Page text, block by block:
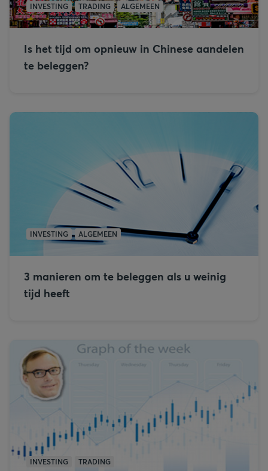
INVESTING TRADING ALGEMEEN
Is het tijd om opnieuw in Chinese aandelen
te beleggen?
INVESTING ALGEMEEN
3 manieren om te beleggen als u weinig
tijd heeft
INVESTING TRADING